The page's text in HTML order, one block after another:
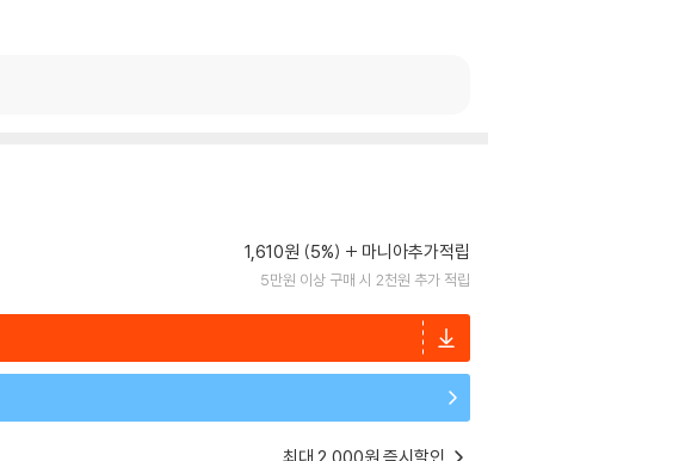
1,610원 (5%) 마니아추가적립
5만원 이상 구매 시 2천원 추가 적립